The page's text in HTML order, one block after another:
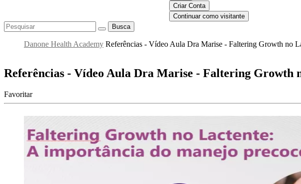
Criar Conta
Continuar como visitante
Busca
Danone Health Academy Referências - Vídeo Aula Dra Marise - Faltering Growth no
Referências - Vídeo Aula Dra Marise - Faltering Growth
Favoritar